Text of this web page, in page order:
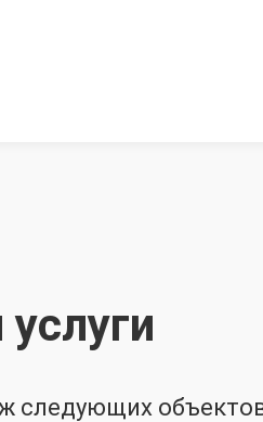
следующих